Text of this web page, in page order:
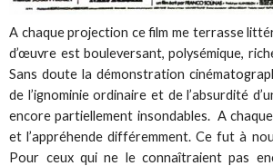
A chaque projection ce film me terrasse
d’œuvre est bouleversant, polysémique,
Sans doute la démonstration
de l’ignominie ordinaire et de l’absurdité
encore partiellement insondables. A
et l’appréhende différemment. Ce fut à
Pour ceux qui ne le connaîtraient pas